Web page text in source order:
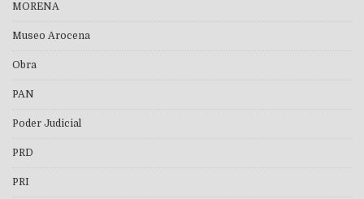
MORENA
Museo Arocena
Obra
PAN
Poder Judicial
PRD
PRI